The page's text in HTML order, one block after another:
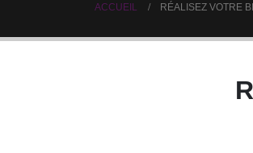
ACCUEIL RÉALISEZ VOTRE